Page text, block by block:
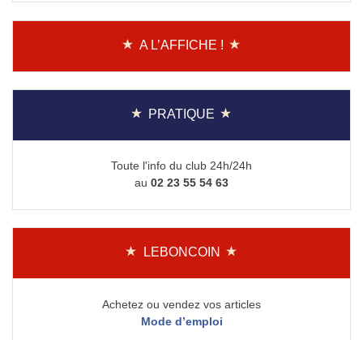
A L’AFFICHE !
PRATIQUE
Toute l'info du club 24h/24h
au 02 23 55 54 63
LEBONCOIN
Achetez ou vendez vos articles
Mode d’emploi